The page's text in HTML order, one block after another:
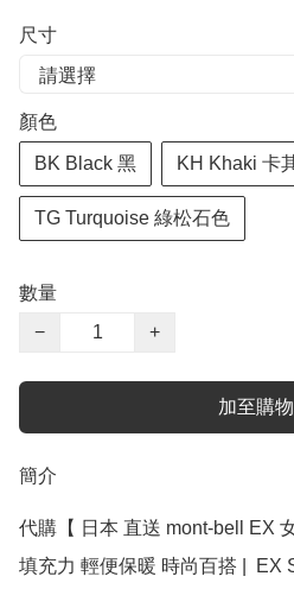
尺寸
顏色
BK Black 黑 KH Khaki 卡
TG Turquoise 綠松石色
數量
−
+
加至購
簡介
代購【 日本 直送 mont-bell EX
填充力 輕便保暖 時尚百搭 |  EX